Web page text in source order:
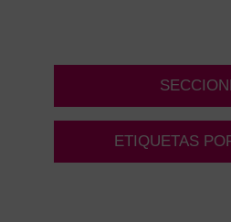
ETIQUETAS